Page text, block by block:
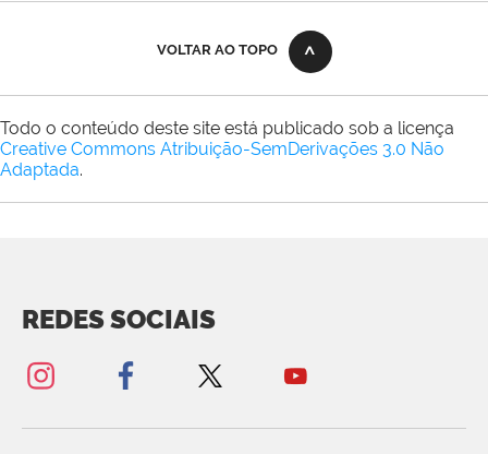
VOLTAR AO TOPO
Todo o conteúdo deste site está publicado sob a licença
Creative Commons Atribuição-SemDerivações 3.0 Não
Adaptada.
REDES SOCIAIS